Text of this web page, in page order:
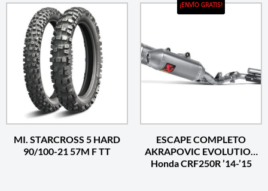
MI. STARCROSS 5 HARD
90/100-21 57M F TT
¡ENVÍO GRATIS!
ESCAPE COMPLETO
AKRAPOVIC EVOLUTION
Honda CRF250R ’14-’15